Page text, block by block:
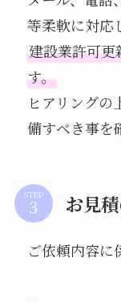
等柔軟に対応
建設業許可更
す。
ヒアリングの
備すべき事を
STEP お見
ご依頼内容に